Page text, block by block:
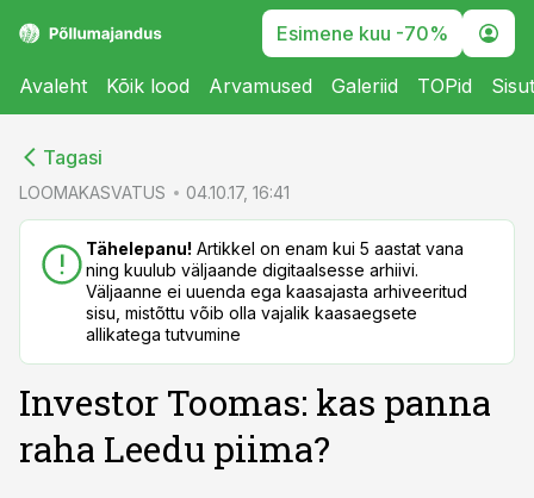
Esimene kuu -70%
Avaleht Kõik lood Arvamused Galeriid TOPid
Tagasi
LOOMAKASVATUS 04.10.17, 16:41
Tähelepanu! Artikkel on enam kui 5 aastat vana
ning kuulub väljaande digitaalsesse arhiivi.
Väljaanne ei uuenda ega kaasajasta arhiveeritud
sisu, mistõttu võib olla vajalik kaasaegsete
allikatega tutvumine
Investor Toomas: kas panna
raha Leedu piima?